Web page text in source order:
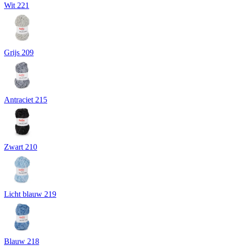
Wit 221
Grijs 209
Antraciet 215
Zwart 210
Licht blauw 219
Blauw 218